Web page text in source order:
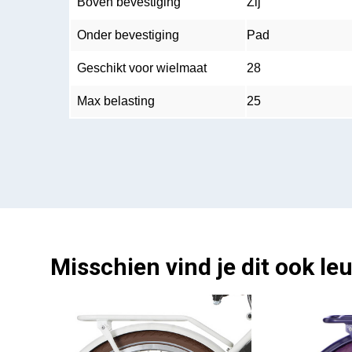
Onder bevestiging Pad
Geschikt voor wielmaat 28
Max belasting 25
Misschien vind je dit ook